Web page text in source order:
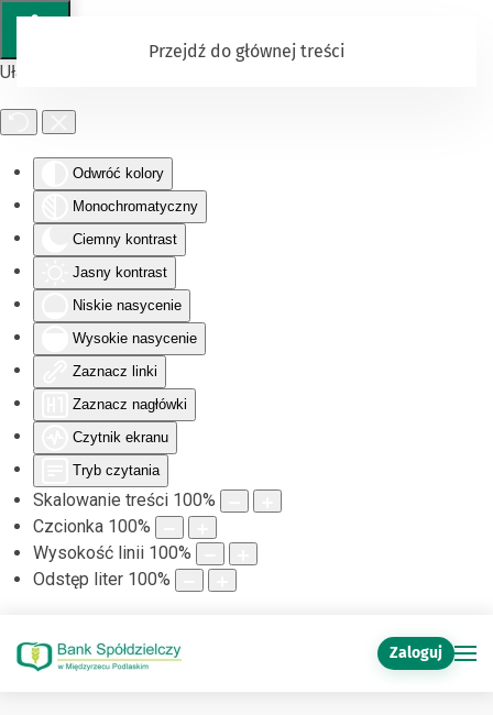
Ułatwienia dostępu
Odwróć kolory
Monochromatyczny
Ciemny kontrast
Jasny kontrast
Niskie nasycenie
Wysokie nasycenie
Zaznacz linki
Zaznacz nagłówki
Czytnik ekranu
Tryb czytania
Skalowanie treści 100%
Czcionka 100%
Wysokość linii 100%
Odstęp liter 100%
Przejdź do głównej treści
Zaloguj